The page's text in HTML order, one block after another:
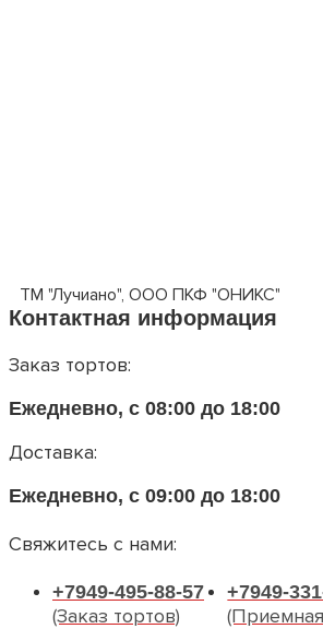
ТМ "Лучиано", ООО ПКФ "ОНИКС"
Контактная информация
Заказ тортов:
Ежедневно, с 08:00 до 18:00
Доставка:
Ежедневно, с 09:00 до 18:00
Свяжитесь с нами:
+7949-495-88-57
(Заказ тортов)
+7949-